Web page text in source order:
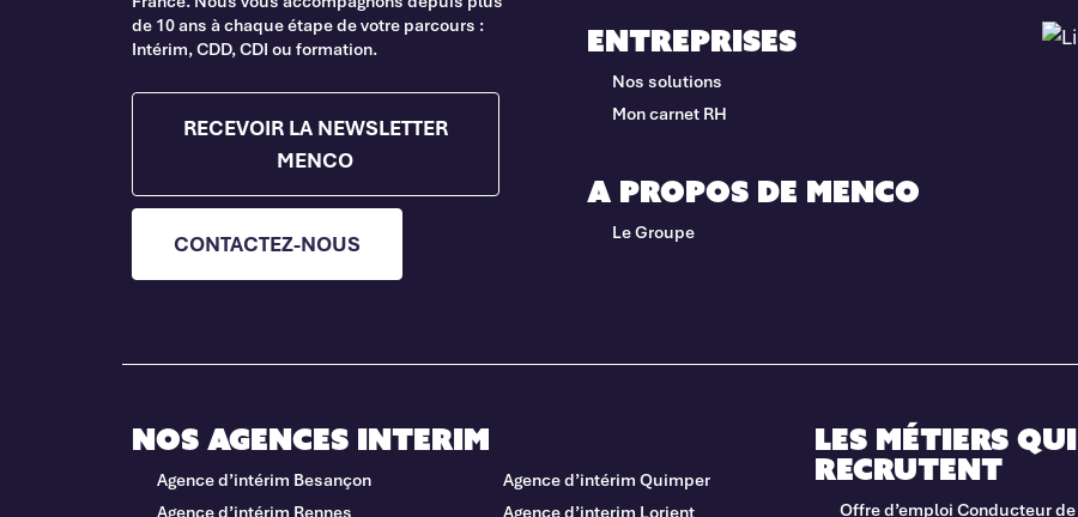
de 10 ans à chaque étape de votre parcours :
Intérim, CDD, CDI ou formation.
RECEVOIR LA NEWSLETTER
MENCO
CONTACTEZ-NOUS
Entreprises
Nos solutions
Mon carnet RH
A propos de Menco
Le Groupe
Nos agences interim
Agence d’intérim Besançon
Agence d’intérim Rennes
Agence d’intérim Quimper
Agence d’interim Lorient
Les métiers qui
recrutent
Offre d’emploi Conducteur de